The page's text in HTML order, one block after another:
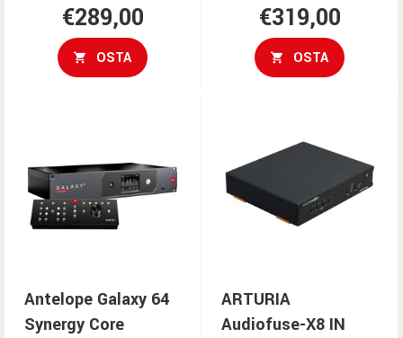
€289,00
OSTA
€319,00
OSTA
Antelope Galaxy 64
Synergy Core
ARTURIA
Audiofuse-X8 IN